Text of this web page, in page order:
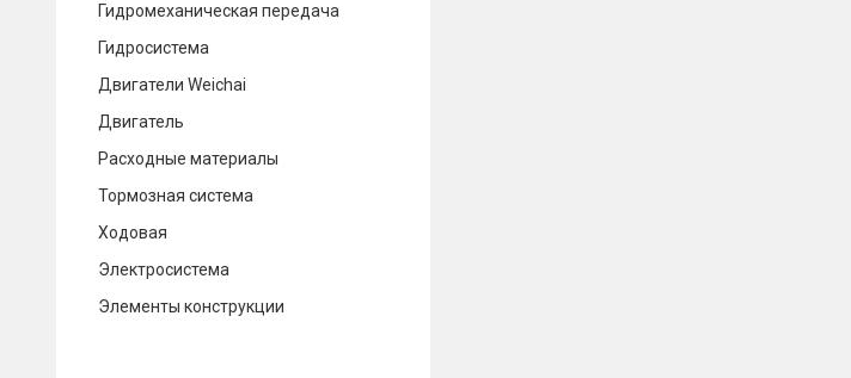
СЕРВИС
Гидромеханическая передача
Гидросистема
Двигатели Weichai
Двигатель
Расходные материалы
Тормозная система
Ходовая
Электросистема
Элементы конструкции